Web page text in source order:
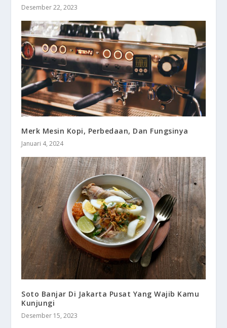
Desember 22, 2023
Merk Mesin Kopi, Perbedaan, Dan Fungsinya
Januari 4, 2024
Soto Banjar Di Jakarta Pusat Yang Wajib Kamu
Kunjungi
Desember 15, 2023